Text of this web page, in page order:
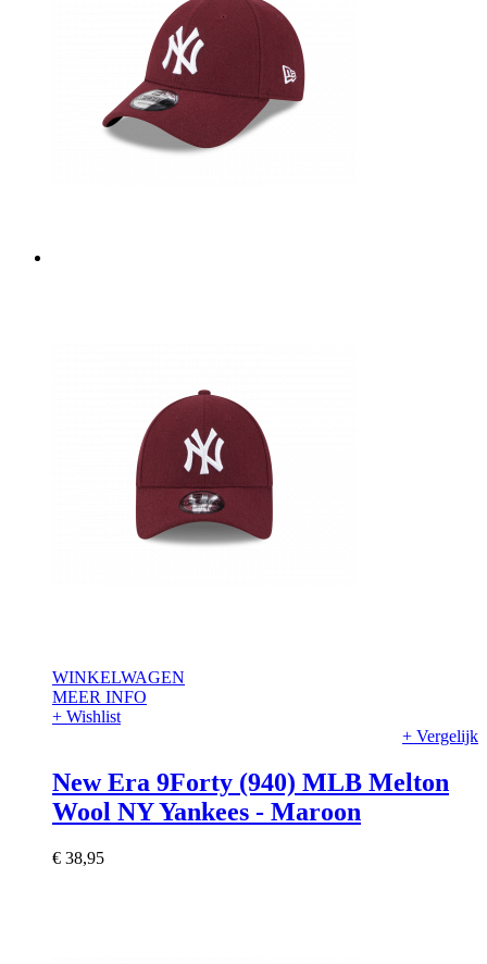
WINKELWAGEN
MEER INFO
+ Wishlist
+ Vergelijk
New Era 9Forty (940) MLB Melton
Wool NY Yankees - Maroon
€ 38,95